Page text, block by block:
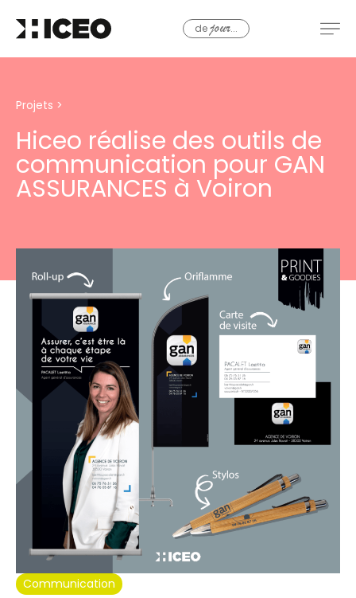
dejour...
Projets >
Hiceo réalise des outils de
communication pour GAN
ASSURANCES à Voiron
Communication